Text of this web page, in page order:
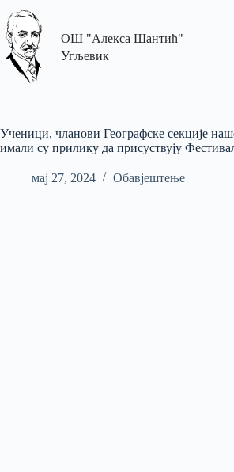
ОШ "Алекса Шантић"
Угљевик
Ученици, чланови Географске секције
имали су прилику да присуствују
мај 27, 2024 Обавјештење